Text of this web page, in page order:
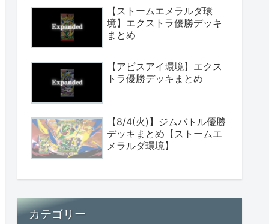
【ストームエメラルダ環
境】エクストラ優勝デッキ
まとめ
【アビスアイ環境】エクス
トラ優勝デッキまとめ
【8/4(火)】ジムバトル優勝
デッキまとめ【ストームエ
メラルダ環境】
カテゴリー